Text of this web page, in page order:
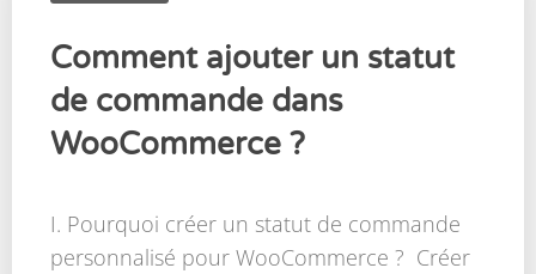
Comment ajouter un statut
de commande dans
WooCommerce ?
I. Pourquoi créer un statut de commande
personnalisé pour WooCommerce ? Créer